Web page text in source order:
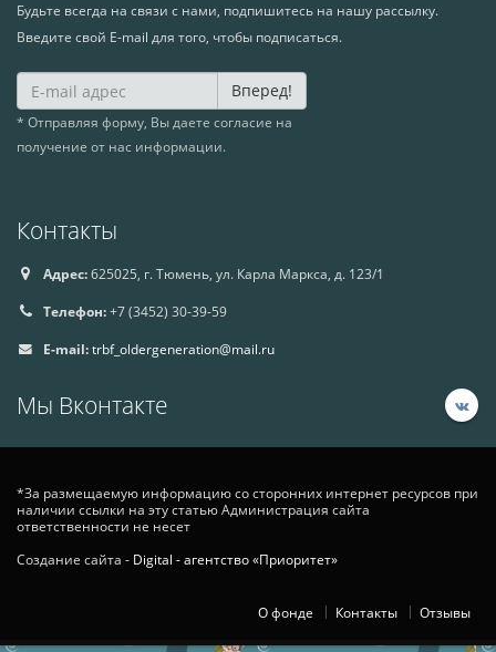
Будьте всегда на связи с нами, подпишитесь на нашу рассылку.
Введите свой E-mail для того, чтобы подписаться.
Вперед!
* Отправляя форму, Вы даете согласие на
получение от нас информации.
Контакты
Адрес:625025, г. Тюмень, ул. Карла Маркса, д. 123/1
Телефон:+7 (3452) 30-39-59
E-mail:trbf_oldergeneration@mail.ru
Мы Вконтакте
*За размещаемую информацию со сторонних интернет ресурсов при
наличии ссылки на эту статью Администрация сайта
ответственности не несет
Создание сайта - Digital - агентство «Приоритет»
О фонде Контакты Отзывы